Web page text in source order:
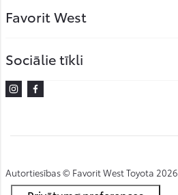
Favorit West
Sociālie tīkli
Instagram
Facebook
Autortiesības © Favorit West Toyota 2026